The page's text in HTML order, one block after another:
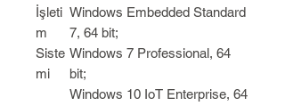
İşleti
m
Siste
mi
Windows Embedded Standard
7, 64 bit;
Windows 7 Professional, 64
bit;
Windows 10 IoT Enterprise, 64